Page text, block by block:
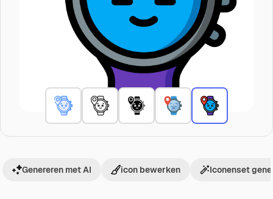
Genereren met AI icon bewerken Iconenset